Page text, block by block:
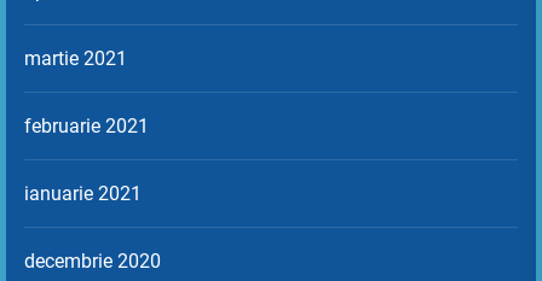
martie 2021
februarie 2021
ianuarie 2021
decembrie 2020